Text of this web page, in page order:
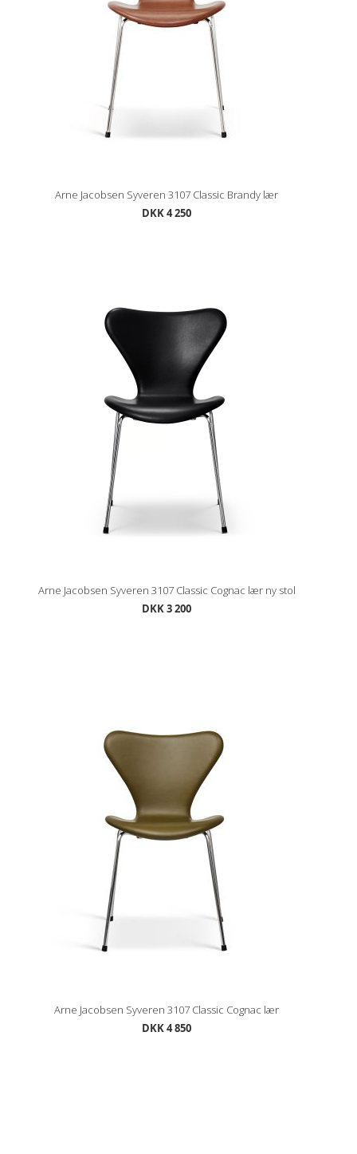
Arne Jacobsen Syveren 3107 Classic Brandy lær
DKK 4 250
Arne Jacobsen Syveren 3107 Classic Cognac lær ny stol
DKK 3 200
Arne Jacobsen Syveren 3107 Classic Cognac lær
DKK 4 850